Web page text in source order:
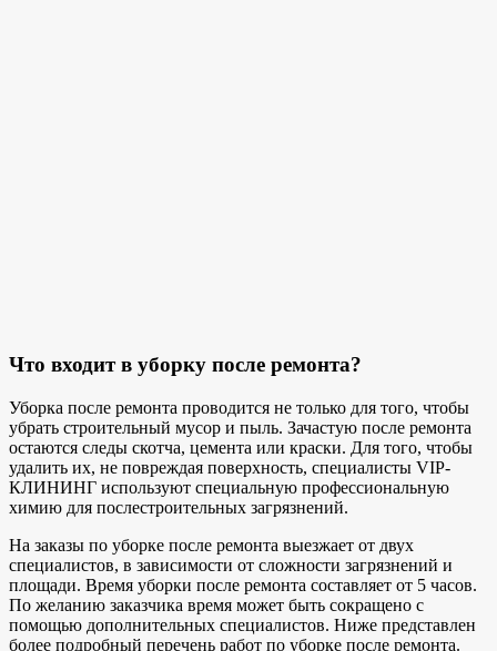
Что входит в уборку после ремонта?
Уборка после ремонта проводится не только для того, чтобы
убрать строительный мусор и пыль. Зачастую после ремонта
остаются следы скотча, цемента или краски. Для того, чтобы
удалить их, не повреждая поверхность, специалисты VIP-
КЛИНИНГ используют специальную профессиональную
химию для послестроительных загрязнений.
На заказы по уборке после ремонта выезжает от двух
специалистов, в зависимости от сложности загрязнений и
площади. Время уборки после ремонта составляет от 5 часов.
По желанию заказчика время может быть сокращено с
помощью дополнительных специалистов. Ниже представлен
более подробный перечень работ по уборке после ремонта.